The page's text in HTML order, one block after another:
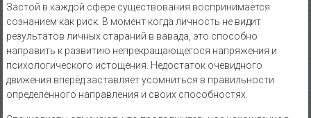
Застой в каждой сфере существования воспринимается
сознанием как риск. В момент когда личность не видит
результатов личных стараний в вавада, это способно
направить к развитию непрекращающегося напряжения и
психологического истощения. Недостаток очевидного
движения вперёд заставляет усомниться в правильности
определенного направления и своих способностях.